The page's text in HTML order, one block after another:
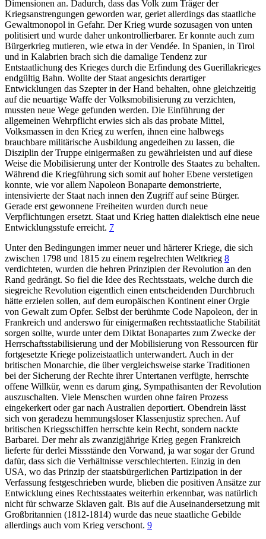
Dimensionen an. Dadurch, dass das Volk zum Träger der
Kriegsanstrengungen geworden war, geriet allerdings das staatliche
Gewaltmonopol in Gefahr. Der Krieg wurde sozusagen von unten
politisiert und wurde daher unkontrollierbarer. Er konnte auch zum
Bürgerkrieg mutieren, wie etwa in der Vendée. In Spanien, in Tirol
und in Kalabrien brach sich die damalige Tendenz zur
Entstaatlichung des Krieges durch die Erfindung des Guerillakrieges
endgültig Bahn. Wollte der Staat angesichts derartiger
Entwicklungen das Szepter in der Hand behalten, ohne gleichzeitig
auf die neuartige Waffe der Volksmobilisierung zu verzichten,
mussten neue Wege gefunden werden. Die Einführung der
allgemeinen Wehrpflicht erwies sich als das probate Mittel,
Volksmassen in den Krieg zu werfen, ihnen eine halbwegs
brauchbare militärische Ausbildung angedeihen zu lassen, die
Disziplin der Truppe einigermaßen zu gewährleisten und auf diese
Weise die Mobilisierung unter der Kontrolle des Staates zu behalten.
Während die Kriegführung sich somit auf hoher Ebene verstetigen
konnte, wie vor allem Napoleon Bonaparte demonstrierte,
intensivierte der Staat nach innen den Zugriff auf seine Bürger.
Gerade erst gewonnene Freiheiten wurden durch neue
Verpflichtungen ersetzt. Staat und Krieg hatten dialektisch eine neue
Entwicklungsstufe erreicht. 7
Unter den Bedingungen immer neuer und härterer Kriege, die sich
zwischen 1798 und 1815 zu einem regelrechten Weltkrieg 8
verdichteten, wurden die hehren Prinzipien der Revolution an den
Rand gedrängt. So fiel die Idee des Rechtsstaats, welche durch die
siegreiche Revolution eigentlich einen entscheidenden Durchbruch
hätte erzielen sollen, auf dem europäischen Kontinent einer Orgie
von Gewalt zum Opfer. Selbst der berühmte Code Napoleon, der in
Frankreich und anderswo für einigermaßen rechtsstaatliche Stabilität
sorgen sollte, wurde unter dem Diktat Bonapartes zum Zwecke der
Herrschaftsstabilisierung und der Mobilisierung von Ressourcen für
fortgesetzte Kriege polizeistaatlich unterwandert. Auch in der
britischen Monarchie, die über vergleichsweise starke Traditionen
bei der Sicherung der Rechte ihrer Untertanen verfügte, herrschte
offene Willkür, wenn es darum ging, Sympathisanten der Revolution
auszuschalten. Viele Menschen wurden ohne fairen Prozess
eingekerkert oder gar nach Australien deportiert. Obendrein lässt
sich von geradezu hemmungsloser Klassenjustiz sprechen. Auf
britischen Kriegsschiffen herrschte kein Recht, sondern nackte
Barbarei. Der mehr als zwanzigjährige Krieg gegen Frankreich
lieferte für derlei Missstände den Vorwand, ja war sogar der Grund
dafür, dass sich die Verhältnisse verschlechterten. Einzig in den
USA, wo das Prinzip der staatsbürgerlichen Partizipation in der
Verfassung festgeschrieben wurde, blieben die positiven Ansätze zur
Entwicklung eines Rechtsstaates weiterhin erkennbar, was natürlich
nicht für schwarze Sklaven galt. Bis auf die Auseinandersetzung mit
Großbritannien (1812-1814) wurde das neue staatliche Gebilde
allerdings auch vom Krieg verschont. 9